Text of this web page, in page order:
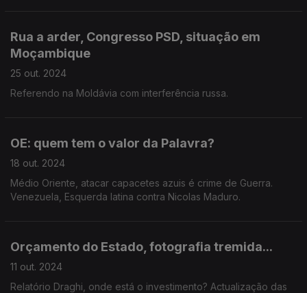
Rua a arder, Congresso PSD, situação em
Moçambique
25 out. 2024
Referendo na Moldávia com interferência russa.
OE: quem tem o valor da Palavra?
18 out. 2024
Médio Oriente, atacar capacetes azuis é crime de Guerra.
Venezuela, Esquerda latina contra Nicolas Maduro.
Orçamento do Estado, fotografia tremida...
11 out. 2024
Relatório Draghi, onde está o investimento? Actualização das